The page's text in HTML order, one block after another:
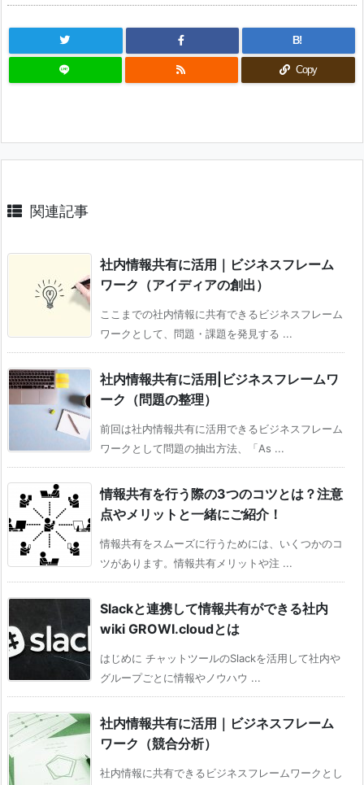
B!
Copy
関連記事
社内情報共有に活用｜ビジネスフレーム
ワーク（アイディアの創出）
ここまでの社内情報に共有できるビジネスフレーム
ワークとして、問題・課題を発見する ...
社内情報共有に活用|ビジネスフレームワ
ーク（問題の整理）
前回は社内情報共有に活用できるビジネスフレーム
ワークとして問題の抽出方法、「As ...
情報共有を行う際の3つのコツとは？注意
点やメリットと一緒にご紹介！
情報共有をスムーズに行うためには、いくつかのコ
ツがあります。情報共有メリットや注 ...
Slackと連携して情報共有ができる社内
wiki GROWI.cloudとは
はじめに チャットツールのSlackを活用して社内や
グループごとに情報やノウハウ ...
社内情報共有に活用｜ビジネスフレーム
ワーク（競合分析）
社内情報に共有できるビジネスフレームワークとし